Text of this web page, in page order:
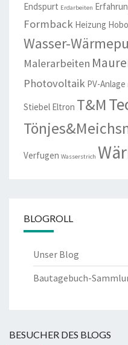
Endspurt Erdarbeiten
Formback Heizung
Wasser-
Malerarbeiten
Photovoltaik PV-Anlage
Stiebel Eltron T&M
Verfugen Wasserstrich
BLOGROLL
Unser Blog
Bautagebuch-
BESUCHER DES BLOGS